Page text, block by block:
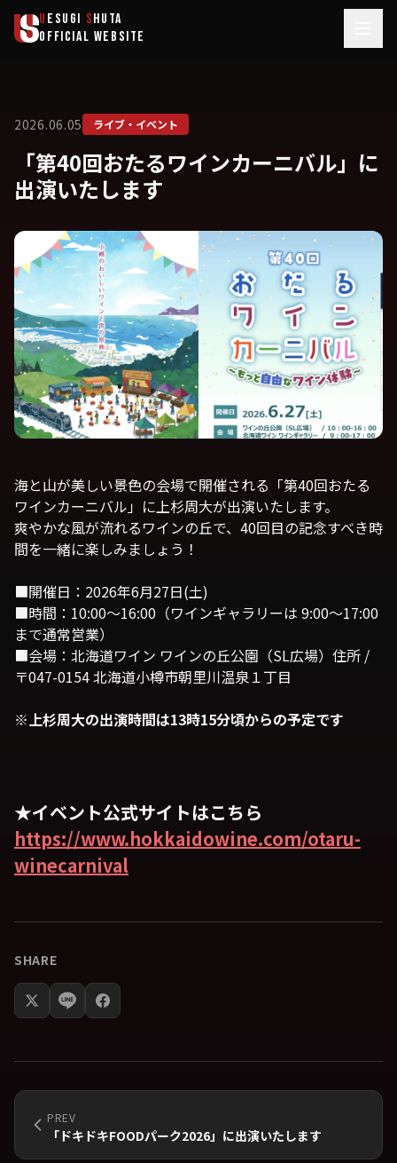
メインコンテンツへスキップ
U ESUGI SHUTA
OFFICIAL WEBSITE
2026.06.05 ライブ・イベント
「第40回おたるワインカーニバル」に
出演いたします
海と山が美しい景色の会場で開催される「第40回おたる
ワインカーニバル」に上杉周大が出演いたします。
爽やかな風が流れるワインの丘で、40回目の記念すべき時
間を一緒に楽しみましょう！
■開催日：2026年6月27日(土)
■時間：10:00〜16:00（ワインギャラリーは 9:00〜17:00
まで通常営業）
■会場：北海道ワイン ワインの丘公園（SL広場）住所 /
〒047-0154 北海道小樽市朝里川温泉１丁目
※上杉周大の出演時間は13時15分頃からの予定です
★イベント公式サイトはこちら
https://www.hokkaidowine.com/otaru-
winecarnival
SHARE
PREV
「ドキドキFOODパーク2026」に出演いたします